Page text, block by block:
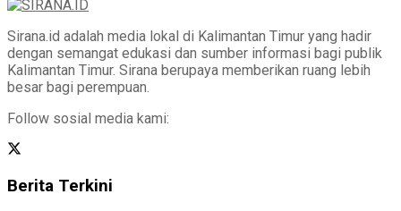
Sirana.id adalah media lokal di Kalimantan Timur yang hadir
dengan semangat edukasi dan sumber informasi bagi publik
Kalimantan Timur. Sirana berupaya memberikan ruang lebih
besar bagi perempuan.
Follow sosial media kami:
Berita Terkini